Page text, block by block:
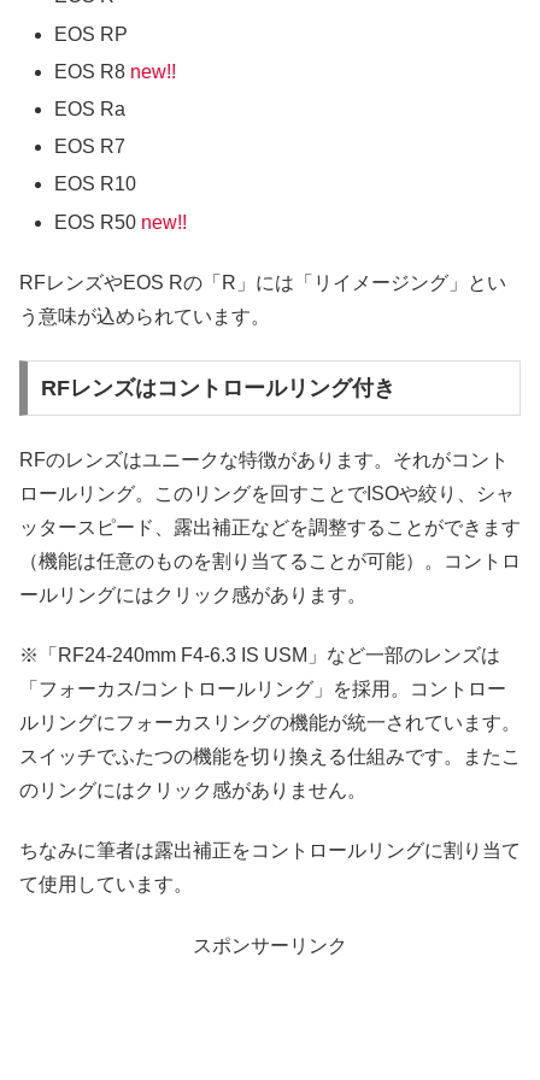
EOS RP
EOS R8 new!!
EOS Ra
EOS R7
EOS R10
EOS R50 new!!
RFレンズやEOS Rの「R」には「リイメージング」とい
う意味が込められています。
RFレンズはコントロールリング付き
RFのレンズはユニークな特徴があります。それがコント
ロールリング。このリングを回すことでISOや絞り、シャ
ッタースピード、露出補正などを調整することができます
（機能は任意のものを割り当てることが可能）。コントロ
ールリングにはクリック感があります。
※「RF24-240mm F4-6.3 IS USM」など一部のレンズは
「フォーカス/コントロールリング」を採用。コントロー
ルリングにフォーカスリングの機能が統一されています。
スイッチでふたつの機能を切り換える仕組みです。またこ
のリングにはクリック感がありません。
ちなみに筆者は露出補正をコントロールリングに割り当て
て使用しています。
スポンサーリンク